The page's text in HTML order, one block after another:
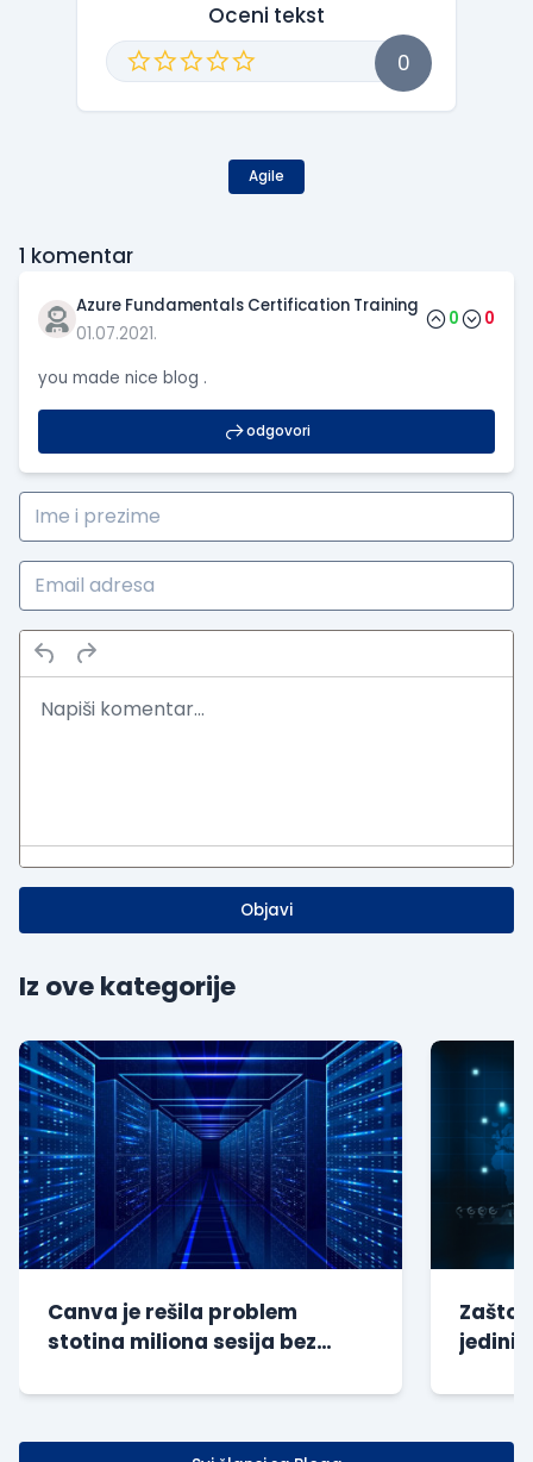
Oceni tekst
0
Agile
1 komentar
Azure Fundamentals Certification Training
01.07.2021.
0 0
you made nice blog .
odgovori
Objavi
Iz ove kategorije
Canva je rešila problem
stotina miliona sesija bez
Zašto
jedini